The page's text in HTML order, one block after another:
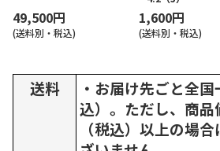
49,500円
(送料別・税込)
1,600円
(送料別・税込)
送料
・お届け先ごと全
込）。ただし、商
（税込）以上の場